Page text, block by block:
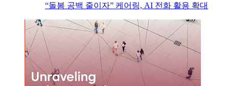
“돌봄 공백 줄이자” 케어링, AI 전화 활용 확대